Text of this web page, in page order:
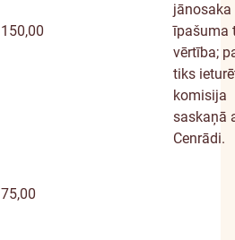
150,00
jānosaka
īpašuma
vērtība;
tiks
komisija
saskaņā
Cenrādi.
75,00